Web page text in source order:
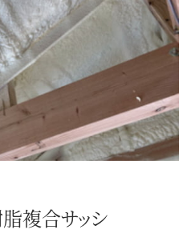
複合サッシ